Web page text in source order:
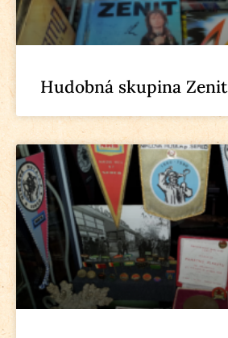
Hudobná skupina Zenit